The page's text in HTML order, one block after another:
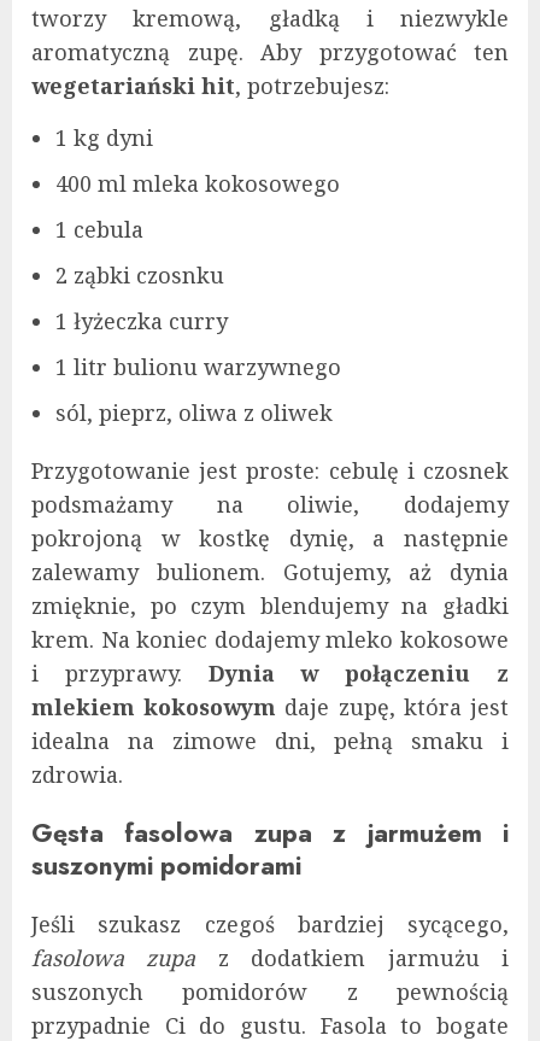
tworzy kremową, gładką i niezwykle
aromatyczną zupę. Aby przygotować ten
wegetariański hit, potrzebujesz:
1 kg dyni
400 ml mleka kokosowego
1 cebula
2 ząbki czosnku
1 łyżeczka curry
1 litr bulionu warzywnego
sól, pieprz, oliwa z oliwek
Przygotowanie jest proste: cebulę i czosnek
podsmażamy na oliwie, dodajemy
pokrojoną w kostkę dynię, a następnie
zalewamy bulionem. Gotujemy, aż dynia
zmięknie, po czym blendujemy na gładki
krem. Na koniec dodajemy mleko kokosowe
i przyprawy. Dynia w połączeniu z
mlekiem kokosowym daje zupę, która jest
idealna na zimowe dni, pełną smaku i
zdrowia.
Gęsta fasolowa zupa z jarmużem i
suszonymi pomidorami
Jeśli szukasz czegoś bardziej sycącego,
fasolowa zupa z dodatkiem jarmużu i
suszonych pomidorów z pewnością
przypadnie Ci do gustu. Fasola to bogate